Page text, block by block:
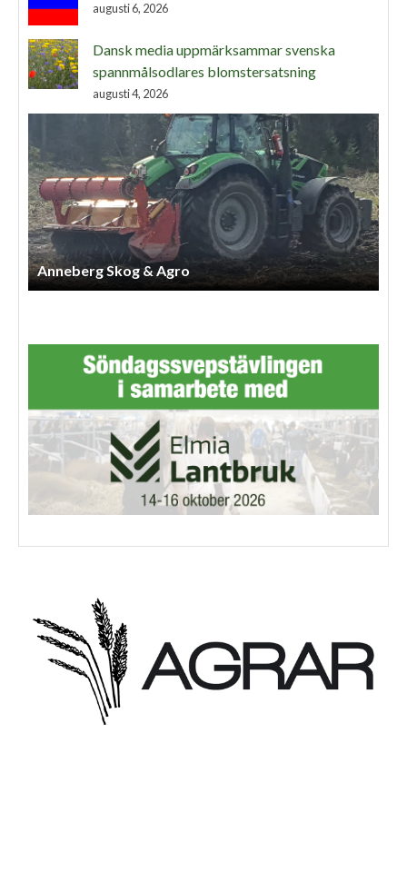
augusti 6, 2026
Dansk media uppmärksammar svenska
spannmålsodlares blomstersatsning
augusti 4, 2026
Lindbergs Entreprenad Och Gårdstjänst